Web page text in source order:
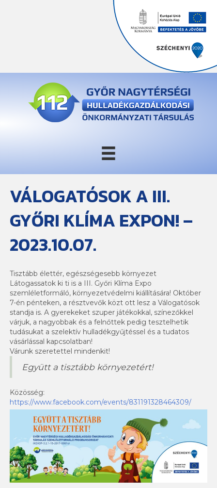
VÁLOGATÓSOK A III.
GYŐRI KLÍMA EXPON! –
2023.10.07.
Tisztább élettér, egészségesebb környezet
Látogassatok ki ti is a III. Győri Klíma Expo
szemléletformáló, környezetvédelmi kiállítására! Október
7-én pénteken, a résztvevők közt ott lesz a Válogatósok
standja is. A gyerekeket szuper játékokkal, színezőkkel
várjuk, a nagyobbak és a felnőttek pedig tesztelhetik
tudásukat a szelektív hulladékgyűjtéssel és a tudatos
vásárlással kapcsolatban!
Várunk szeretettel mindenkit!
Együtt a tisztább környezetért!
Közösség:
https://www.facebook.com/events/831191328464309/